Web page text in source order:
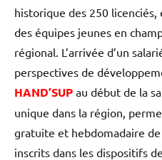
historique des 250
des équipes jeunes en
régional. L’arrivée d’un
perspectives de
HAND’SUP au début de la
unique dans la région,
gratuite et hebdomadaire
inscrits dans les dispositifs